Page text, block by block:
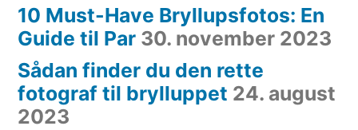
10 Must-Have Bryllupsfotos: En
Guide til Par 30. november 2023
Sådan finder du den rette
fotograf til brylluppet 24. august
2023